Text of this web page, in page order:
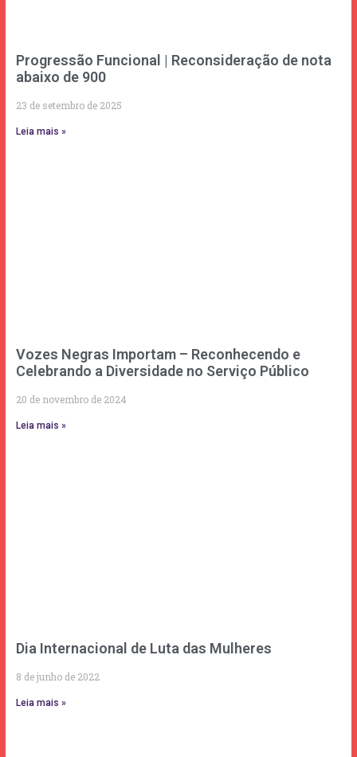
Progressão Funcional | Reconsideração de nota
abaixo de 900
23 de setembro de 2025
Leia mais »
Vozes Negras Importam – Reconhecendo e
Celebrando a Diversidade no Serviço Público
20 de novembro de 2024
Leia mais »
Dia Internacional de Luta das Mulheres
8 de junho de 2022
Leia mais »